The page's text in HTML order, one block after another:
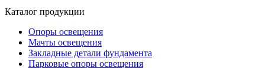
Каталог продукции
Oпоры oсвeщения
Мачты освещения
Закладные детали фундамента
Парковые опоры освещения